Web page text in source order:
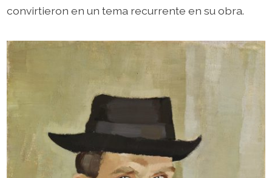
convirtieron en un tema recurrente en su obra.